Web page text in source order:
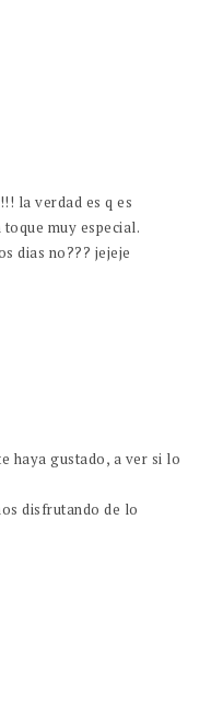
la verdad es q es
muy especial.
dias no??? jejeje
haya gustado, a ver si lo
disfrutando de lo